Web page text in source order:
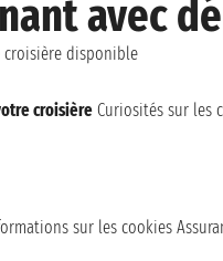
avec
croisière disponible
croisière Curiosités sur les
sur les cookies